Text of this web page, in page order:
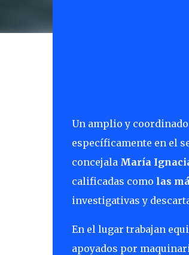
Un amplio y
específicamente en el
concejala María
calificadas como las
investigativas y
En el lugar trabajan
apoyados por